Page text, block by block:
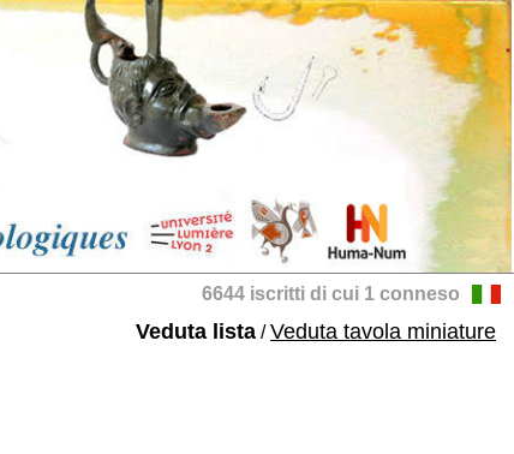
6644 iscritti di cui 1 conneso
Veduta lista /Veduta tavola miniature